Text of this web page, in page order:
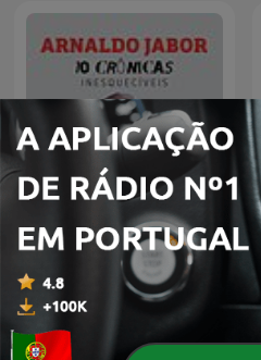
O Comentário de Arnaldo
Jabor - Arnaldo Jabor